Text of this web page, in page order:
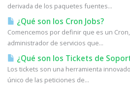
derivada de los paquetes fuentes...
¿Qué son los Cron Jobs?
Comencemos por definir que es un
administrador de servicios que...
¿Qué son los Tickets de
Los tickets son una herramienta
único de las peticiones de...